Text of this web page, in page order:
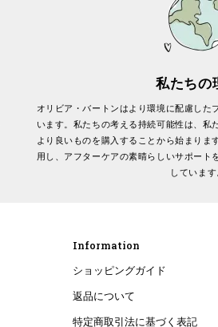
私たちの
オリビア・バートンはより環境に配慮した
います。私たちの考える持続可能性は、私
より良いものを購入することから始まりま
用し、アフターケアの素晴らしいサポート
しています
Information
ショッピングガイド
返品について
特定商取引法に基づく表記